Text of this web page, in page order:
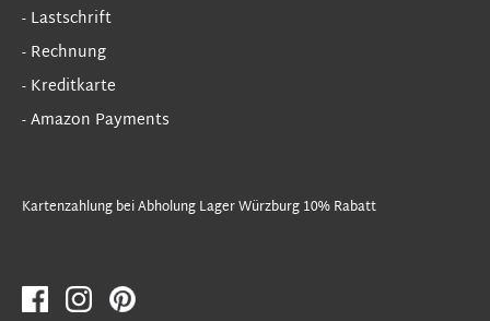
- Lastschrift
- Rechnung
- Kreditkarte
- Amazon Payments
Kartenzahlung bei Abholung Lager Würzburg 10% Rabatt